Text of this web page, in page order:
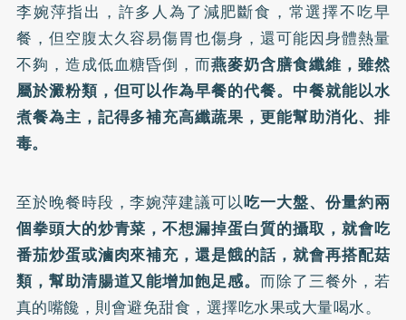
李婉萍指出，許多人為了減肥斷食，常選擇不吃早
餐，但空腹太久容易傷胃也傷身，還可能因身體熱量
不夠，造成低血糖昏倒，而燕麥奶含膳食纖維，雖然
屬於澱粉類，但可以作為早餐的代餐。中餐就能以水
煮餐為主，記得多補充高纖蔬果，更能幫助消化、排
毒。
至於晚餐時段，李婉萍建議可以吃一大盤、份量約兩
個拳頭大的炒青菜，不想漏掉蛋白質的攝取，就會吃
番茄炒蛋或滷肉來補充，還是餓的話，就會再搭配菇
類，幫助清腸道又能增加飽足感。而除了三餐外，若
真的嘴饞，則會避免甜食，選擇吃水果或大量喝水。